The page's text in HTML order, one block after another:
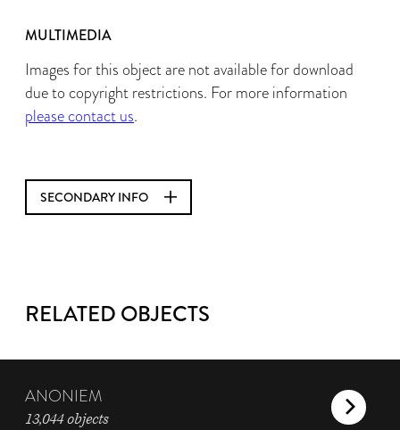
MULTIMEDIA
Images for this object are not available for download
due to copyright restrictions. For more information
please contact us.
SECONDARY INFO
RELATED OBJECTS
ANONIEM
13,044 objects